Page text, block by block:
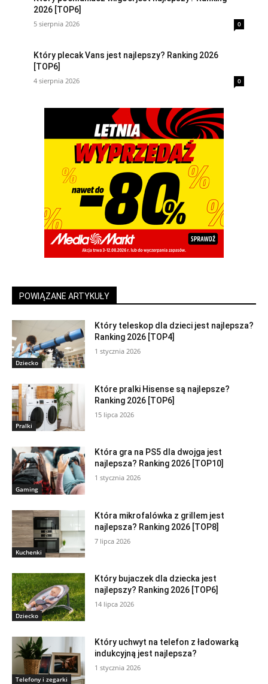
2026 [TOP6]
5 sierpnia 2026 0
Który plecak Vans jest najlepszy? Ranking 2026
[TOP6]
4 sierpnia 2026 0
POWIĄZANE ARTYKUŁY
Dziecko
Który teleskop dla dzieci jest najlepsza?
Ranking 2026 [TOP4]
1 stycznia 2026
Pralki
Które pralki Hisense są najlepsze?
Ranking 2026 [TOP6]
15 lipca 2026
Gaming
Która gra na PS5 dla dwojga jest
najlepsza? Ranking 2026 [TOP10]
1 stycznia 2026
Kuchenki
Która mikrofalówka z grillem jest
najlepsza? Ranking 2026 [TOP8]
7 lipca 2026
Dziecko
Który bujaczek dla dziecka jest
najlepszy? Ranking 2026 [TOP6]
14 lipca 2026
Telefony i zegarki
Który uchwyt na telefon z ładowarką
indukcyjną jest najlepsza?
1 stycznia 2026